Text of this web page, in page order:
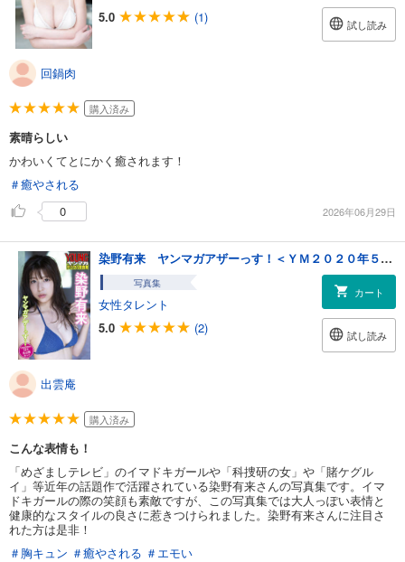
5.0
(1) 試し読み
回鍋肉
購入済み
素晴らしい
かわいくてとにかく癒されます！
＃癒やされる
0
2026年06月29日
染野有来 ヤンマガアザーっす！＜ＹＭ２０２０年５２号未公開カット＞ ヤンマガデジタル写真集
写真集
女性タレント
5.0
(2)
カート
試し読み
出雲庵
購入済み
こんな表情も！
「めざましテレビ」のイマドキガールや「科捜研の女」や「賭ケグル
イ」等近年の話題作で活躍されている染野有来さんの写真集です。イマ
ドキガールの際の笑顔も素敵ですが、この写真集では大人っぽい表情と
健康的なスタイルの良さに惹きつけられました。染野有来さんに注目さ
れた方は是非！
＃胸キュン ＃癒やされる ＃エモい